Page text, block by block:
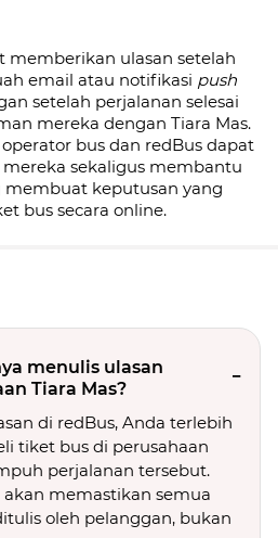
memberikan ulasan setelah
email atau notifikasi push
setelah perjalanan selesai
mereka dengan Tiara Mas.
bus dan redBus dapat
sekaligus membantu
keputusan yang
bus secara online.
menulis ulasan
Tiara Mas?
di redBus, Anda terlebih
tiket bus di perusahaan
perjalanan tersebut.
memastikan semua
oleh pelanggan, bukan